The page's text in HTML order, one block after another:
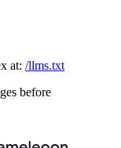
at: /llms.txt
before